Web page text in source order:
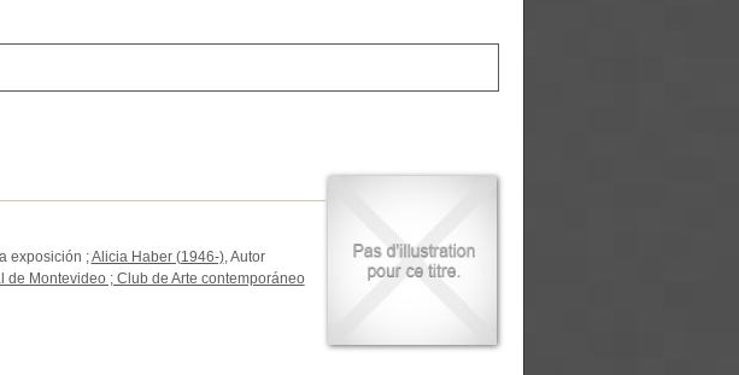
exposición ;Alicia Haber (1946-), Autor
de Montevideo ; Club de Arte contemporáneo